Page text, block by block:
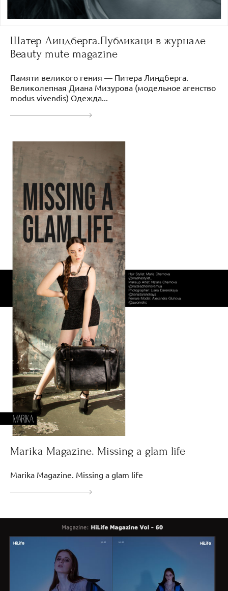
Шатер Линдберга.Публикаци в журнале
Beauty mute magazine
Памяти великого гения — Питера Линдберга.
Великолепная Диана Мизурова (модельное агенство
modus vivendis) Одежда...
Marika Magazine. Missing a glam life
Marika Magazine. Missing a glam life